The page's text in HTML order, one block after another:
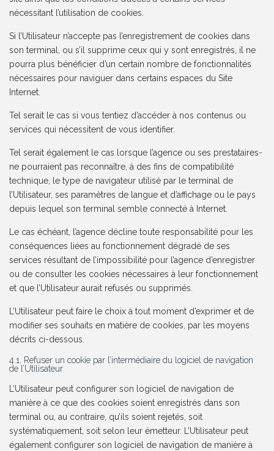
nécessitant l’utilisation de cookies.
Si l’Utilisateur n’accepte pas l’enregistrement de cookies dans
son terminal, ou s’il supprime ceux qui y sont enregistrés, il ne
pourra plus bénéficier d’un certain nombre de fonctionnalités
nécessaires pour naviguer dans certains espaces du Site
Internet.
Tel serait le cas si vous tentiez d’accéder à nos contenus ou
services qui nécessitent de vous identifier.
Tel serait également le cas lorsque l’agence ou ses prestataires-
ne pourraient pas reconnaître, à des fins de compatibilité
technique, le type de navigateur utilisé par le terminal de
l’Utilisateur, ses paramètres de langue et d’affichage ou le pays
depuis lequel son terminal semble connecté à Internet.
Le cas échéant, l’agence décline toute responsabilité pour les
conséquences liées au fonctionnement dégradé de ses
services résultant de l’impossibilité pour l’agence d’enregistrer
ou de consulter les cookies nécessaires à leur fonctionnement
et que l’Utilisateur aurait refusés ou supprimés.
L’Utilisateur peut faire le choix à tout moment d’exprimer et de
modifier ses souhaits en matière de cookies, par les moyens
décrits ci-dessous.
4.1. Refuser un cookie par l’intermédiaire du logiciel de navigation
de l’Utilisateur
L’Utilisateur peut configurer son logiciel de navigation de
manière à ce que des cookies soient enregistrés dans son
terminal ou, au contraire, qu’ils soient rejetés, soit
systématiquement, soit selon leur émetteur. L’Utilisateur peut
également configurer son logiciel de navigation de manière à